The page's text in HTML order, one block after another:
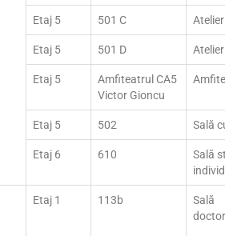
Etaj 5 501 C Atelier
Etaj 5 501 D Atelier
Etaj 5
Amfiteatrul CA5
Victor Gioncu
Etaj 5 502 Sală
Etaj 6 610
Sală
Etaj 1 113b
Sală